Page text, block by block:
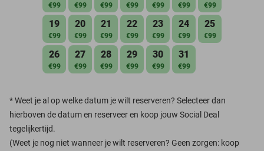
€99 €99 €99 €99 €99 €99 €99
19
€99
20
€99
21
€99
22
€99
23
€99
24
€99
25
€99
26
€99
27
€99
28
€99
29
€99
30
€99
31
€99
*Weet je al op welke datum je wilt reserveren? Selecteer dan
hierboven de datum en reserveer en koop jouw Social Deal
tegelijkertijd.
(Weet je nog niet wanneer je wilt reserveren? Geen zorgen: koop